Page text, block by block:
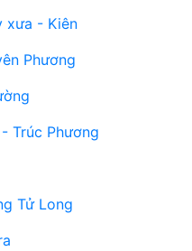
xưa - Kiên
Phương
Trúc Phương
Tử Long